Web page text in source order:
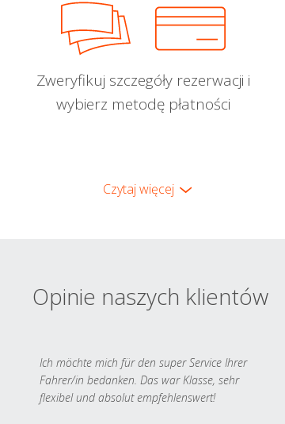
Zweryfikuj szczegóły rezerwacji i
wybierz metodę płatności
Czytaj więcej
Opinie naszych klientów
Ich möchte mich für den super Service Ihrer
Fahrer/in bedanken. Das war Klasse, sehr
flexibel und absolut empfehlenswert!